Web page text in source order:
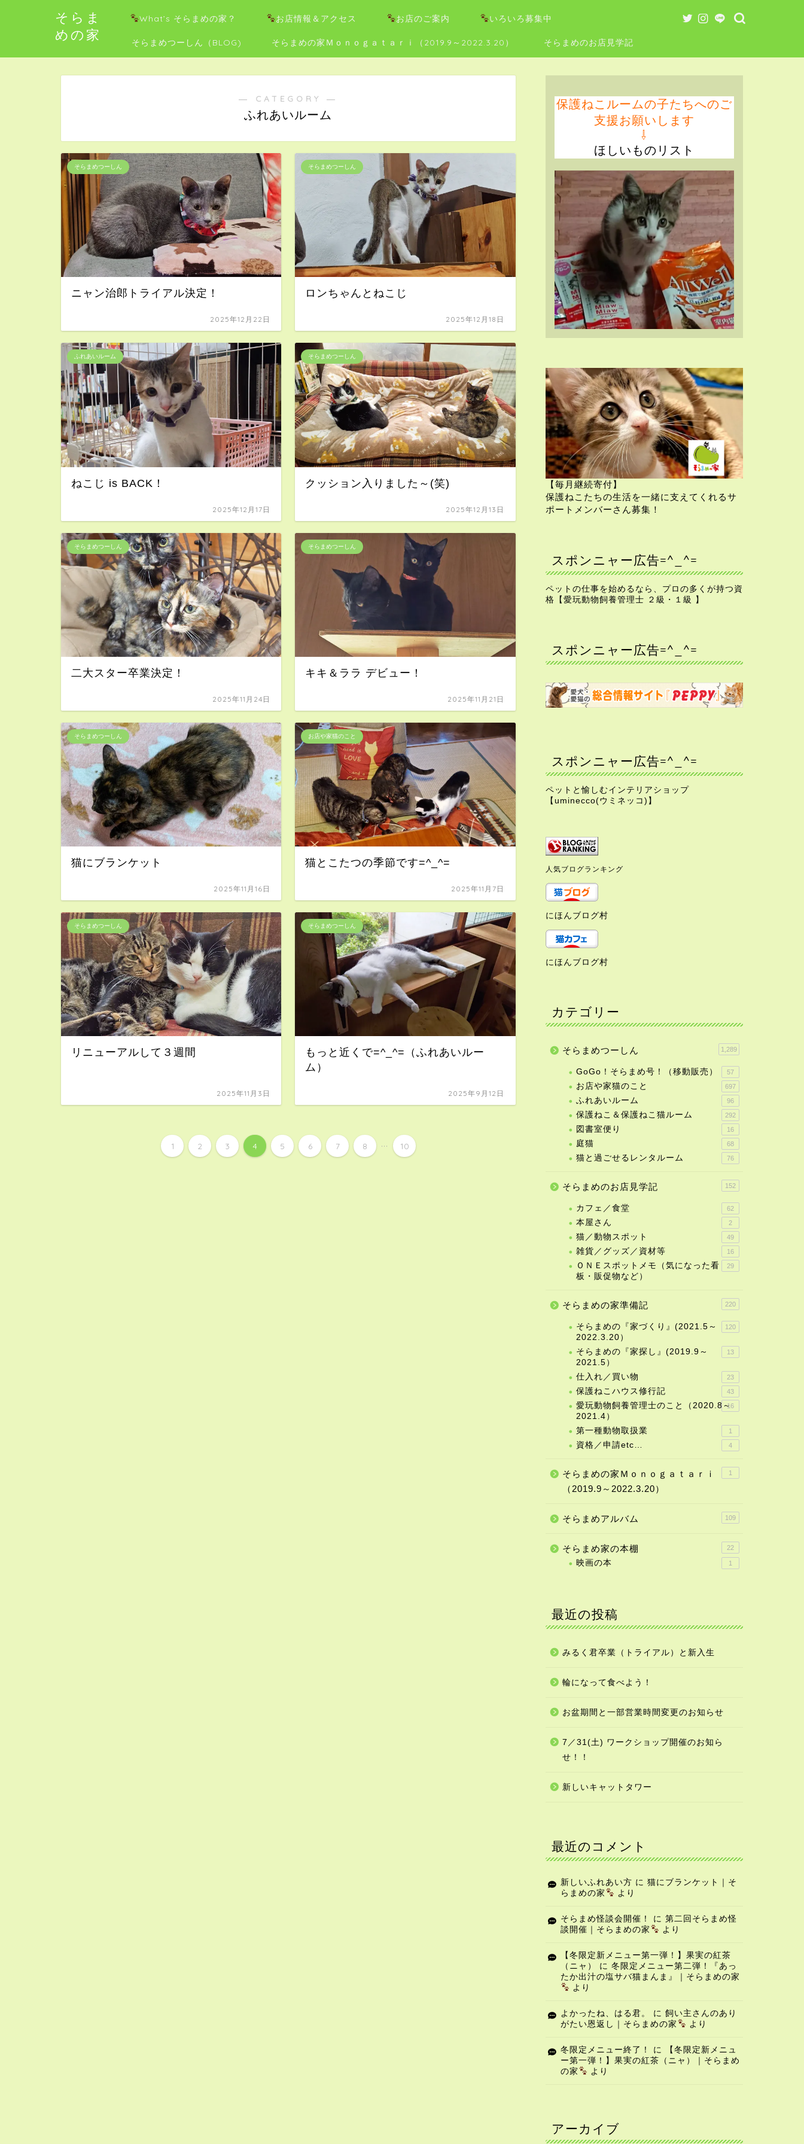
そらま
めの家
What’s そらまめの家？ お店情報＆アクセス お店のご案内 いろいろ募集中
そらまめつーしん（BLOG) そらまめの家Ｍｏｎｏｇａｔａｒｉ（2019.9～2022.3.20） そらまめのお店見学記
― CATEGORY ―
ふれあいルーム
そらまめつーしん
ニャン治郎トライアル決定！
2025年12月22日
そらまめつーしん
ロンちゃんとねこじ
2025年12月18日
ふれあいルーム
ねこじ is BACK！
2025年12月17日
そらまめつーしん
クッション入りました～(笑)
2025年12月13日
そらまめつーしん
二大スター卒業決定！
2025年11月24日
そらまめつーしん
キキ＆ララ デビュー！
2025年11月21日
そらまめつーしん
猫にブランケット
2025年11月16日
お店や家猫のこと
猫とこたつの季節です=^_^=
2025年11月7日
そらまめつーしん
リニューアルして３週間
2025年11月3日
そらまめつーしん
もっと近くで=^_^=（ふれあいルー
ム）
2025年9月12日
1 2 3 4 5 6 7 8 ... 10
保護ねこルームの子たちへのご
支援お願いします
⇩
ほしいものリスト
【毎月継続寄付】
保護ねこたちの生活を一緒に支えてくれるサ
ポートメンバーさん募集！
スポンニャー広告=^_^=
ペットの仕事を始めるなら、プロの多くが持つ資
格【愛玩動物飼養管理士 ２級・１級 】
スポンニャー広告=^_^=
スポンニャー広告=^_^=
ペットと愉しむインテリアショップ
【uminecco(ウミネッコ)】
人気ブログランキング
にほんブログ村
にほんブログ村
カテゴリー
そらまめつーしん 1,289
GoGo！そらまめ号！（移動販売） 57
お店や家猫のこと 697
ふれあいルーム 96
保護ねこ＆保護ねこ猫ルーム 292
図書室便り 16
庭猫 68
猫と過ごせるレンタルーム 76
そらまめのお店見学記 152
カフェ／食堂 62
本屋さん 2
猫／動物スポット 49
雑貨／グッズ／資材等 16
ＯＮＥスポットメモ（気になった看
板・販促物など）
29
そらまめの家準備記 220
そらまめの『家づくり』(2021.5～
2022.3.20）
120
そらまめの『家探し』(2019.9～
2021.5）
13
仕入れ／買い物 23
保護ねこハウス修行記 43
愛玩動物飼養管理士のこと（2020.8～
2021.4）
16
第一種動物取扱業 1
資格／申請etc… 4
そらまめの家Ｍｏｎｏｇａｔａｒｉ
（2019.9～2022.3.20）
1
そらまめアルバム 109
そらまめ家の本棚 22
映画の本 1
最近の投稿
みるく君卒業（トライアル）と新入生
輪になって食べよう！
お盆期間と一部営業時間変更のお知らせ
7／31(土) ワークショップ開催のお知ら
せ！！
新しいキャットタワー
最近のコメント
新しいふれあい方 に 猫にブランケット｜そ
らまめの家
より
そらまめ怪談会開催！ に 第二回そらまめ怪
談開催｜そらまめの家
より
【冬限定新メニュー第一弾！】果実の紅茶
（ニャ）
に 冬限定メニュー第二弾！『あっ
たか出汁の塩サバ猫まんま』｜そらまめの家
より
よかったね、はる君。 に 飼い主さんのあり
がたい恩返し｜そらまめの家
より
冬限定メニュー終了！ に
【冬限定新メニュ
ー第一弾！】果実の紅茶（ニャ）｜そらまめ
の家
より
アーカイブ